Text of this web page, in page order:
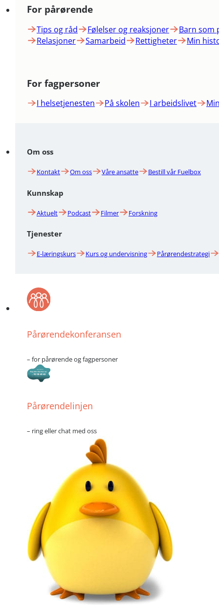
For pårørende
Tips og råd Følelser og reaksjoner
Barn som
Relasjoner
Samarbeid Rettigheter Min
For fagpersoner
I helsetjenesten På skolen I arbeidslivet
Om oss
Kontakt Om oss Våre ansatte Bestill vår Fuelbox
Kunnskap
Aktuelt Podcast Filmer Forskning
Tjenester
E-læringskurs Kurs og undervisning Pårørendestrategi
Pårørendekonferansen
– for pårørende og fagpersoner
Pårørendelinjen
– ring eller chat med oss